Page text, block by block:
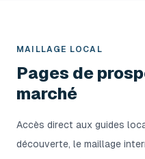
MAILLAGE LOCAL
Pages de
marché
Accès direct aux guides
découverte, le maillage